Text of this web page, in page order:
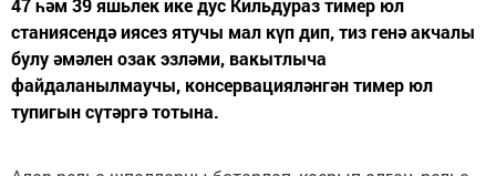
47 һәм 39 яшьлек ике дус Кильдураз тимер юл
станиясендә иясез ятучы мал күп дип, тиз генә акчалы
булу әмәлен озак эзләми, вакытлыча
файдаланылмаучы, консервацияләнгән тимер юл
тупигын сүтәргә тотына.